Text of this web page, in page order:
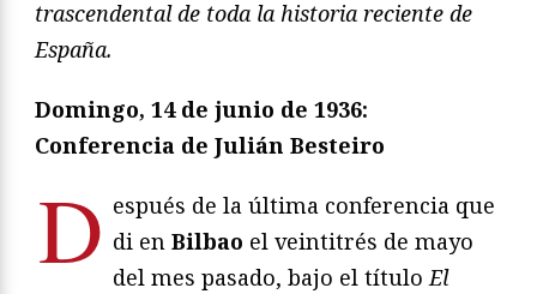
trascendental de toda la historia reciente de
España.
Domingo, 14 de junio de 1936:
Conferencia de Julián Besteiro
D espués de la última conferencia que
di en Bilbao el veintitrés de mayo
del mes pasado, bajo el títuloEl